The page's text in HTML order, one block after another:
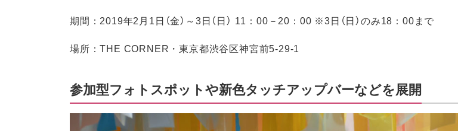
期間：2019年2月1日（金）～3日（日） 11：00－20：00 ※3日（日）のみ18：00まで
場所：THE CORNER・東京都渋谷区神宮前5-29-1
参加型フォトスポットや新色タッチアップバーなどを展開